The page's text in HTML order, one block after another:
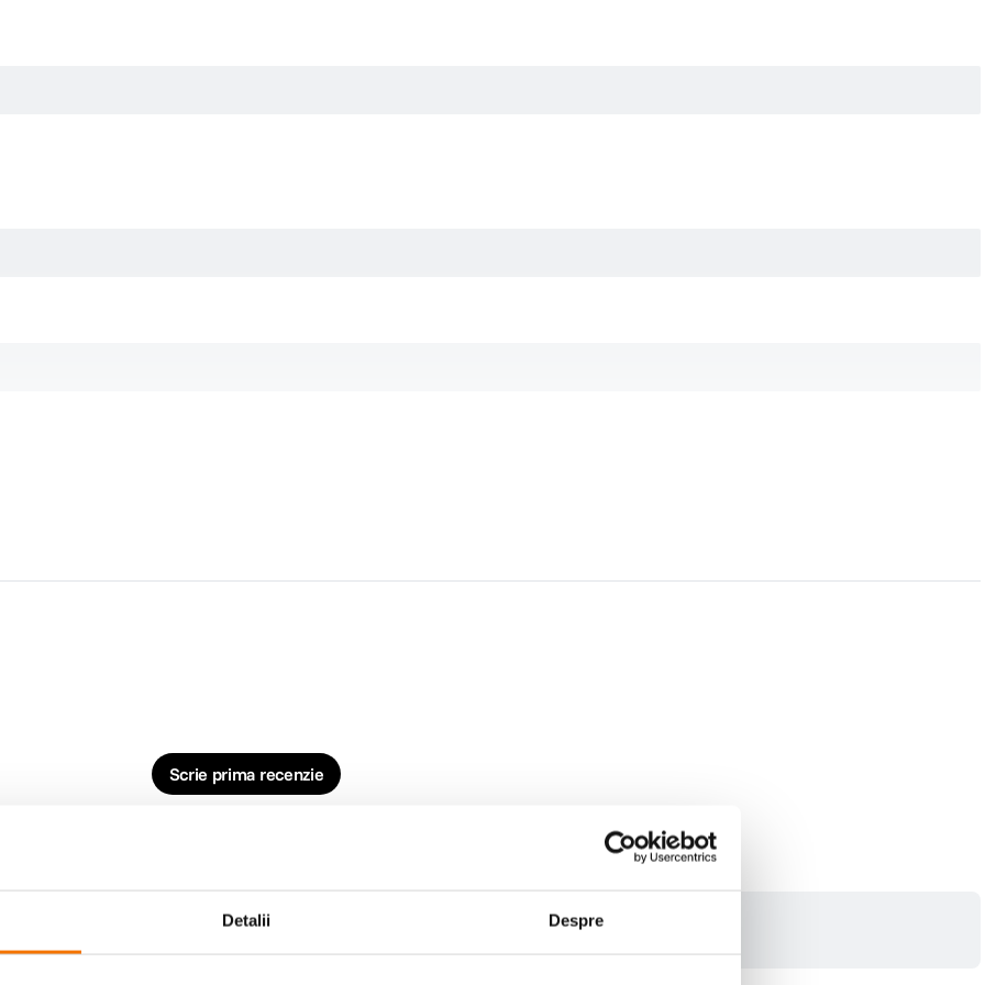
Detalii Despre
Scrie prima recenzie